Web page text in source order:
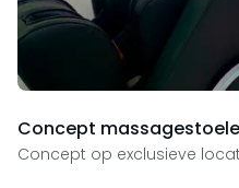
Concept
Concept op exclusieve